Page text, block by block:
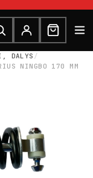
DALYS /
NINGBO 170 MM